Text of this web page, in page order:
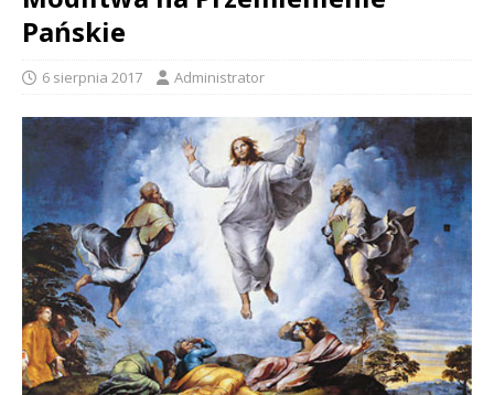
Pańskie
6 sierpnia 2017 Administrator